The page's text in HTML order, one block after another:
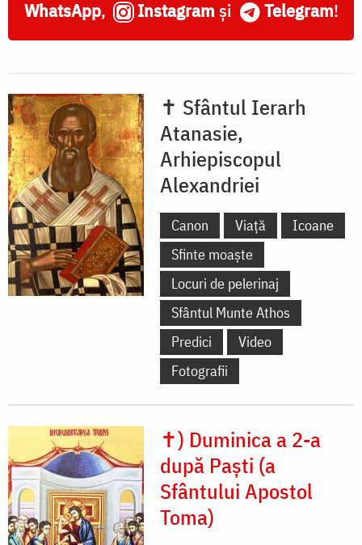
WhatsApp, Instagram și Telegram!
✝ Sfântul Ierarh
Atanasie,
Arhiepiscopul
Alexandriei
Canon Viață
Icoane
Sfinte moaște
Locuri de pelerinaj
Sfântul Munte Athos
Predici
Video
Fotografii
✝) Duminica a 2-a
după Paști (a
Sfântului Apostol
Toma)